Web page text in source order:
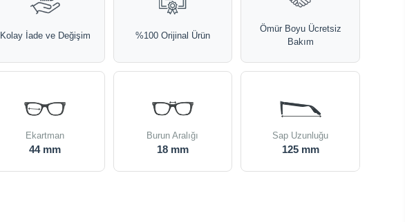
Kolay İade ve Değişim %100 Orijinal Ürün
Ömür Boyu Ücretsiz
Bakım
Ekartman
44 mm
Burun Aralığı
18 mm
Sap Uzunluğu
125 mm